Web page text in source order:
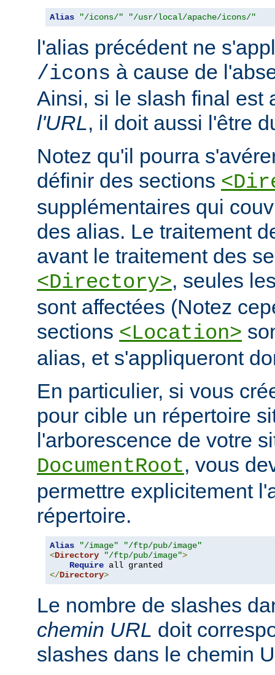
Alias "/icons/" "/usr/local/apache/icons/"
l'alias précédent ne
/icons à cause de
Ainsi, si le slash final est
l'URL, il doit aussi l'être
Notez qu'il pourra
définir des sections
supplémentaires qui
des alias. Le traitement
avant le traitement des
<Directory>, seules
sont affectées (Notez
sections <Location>
alias, et s'appliqueront
En particulier, si vous
pour cible un répertoire
l'arborescence de votre
DocumentRoot, vous
permettre explicitement
répertoire.
Alias "/image"
"/ftp/pub/image"
<Directory "/ftp/pub/image">
Require
</Directory>
Le nombre de slashes
chemin URL doit
slashes dans le chemin